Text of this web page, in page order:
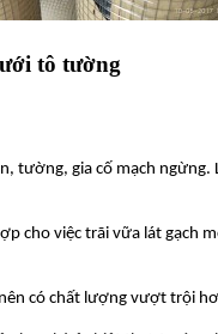
tô tường
gia cố mạch
việc trãi vữa lát gạch
có chất lượng vượt trội